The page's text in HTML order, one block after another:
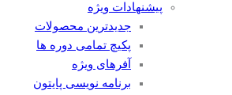
پیشنهادات ویژه
جدیدترین محصولات
پکیچ تمامی دوره ها
آفرهای ویژه
برنامه نویسی پایتون